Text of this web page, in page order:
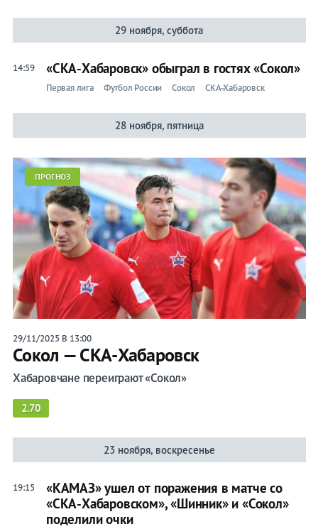
29 ноября, суббота
14:59 «СКА-Хабаровск» обыграл в гостях «Сокол»
Первая лига Футбол России Сокол СКА-Хабаровск
28 ноября, пятница
ПРОГНОЗ
29/11/2025 В 13:00
Сокол — СКА-Хабаровск
Хабаровчане переиграют «Сокол»
2.70
23 ноября, воскресенье
19:15
«КАМАЗ» ушел от поражения в матче со
«СКА-Хабаровском», «Шинник» и «Сокол»
поделили очки